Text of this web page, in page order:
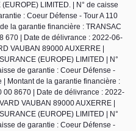
LIMITED. | N° de caisse
: Coeur Défense - Tour A 110
la garantie financière : TRANSAC
670 | Date de délivrance : 2022-06-
VAUBAN 89000 AUXERRE |
(EUROPE) LIMITED | N°
de garantie : Coeur Défense -
| Montant de la garantie financière :
00 8670 | Date de délivrance : 2022-
VAUBAN 89000 AUXERRE |
(EUROPE) LIMITED | N°
de garantie : Coeur Défense -